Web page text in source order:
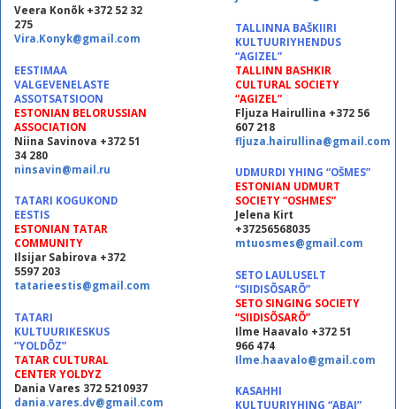
Veera Konõk +372 52 32
275
Vira.Konyk@gmail.com
EESTIMAA
VALGEVENELASTE
ASSOTSATSIOON
ESTONIAN BELORUSSIAN
ASSOCIATION
Niina Savinova +372 51
34 280
ninsavin@mail.ru
TATARI KOGUKOND
EESTIS
ESTONIAN TATAR
COMMUNITY
Ilsijar Sabirova +372
5597 203
tatarieestis@gmail.com
TATARI
KULTUURIKESKUS
“YOLDÕZ”
TATAR CULTURAL
CENTER YOLDYZ
Dania Vares 372 5210937
dania.vares.dv@gmail.com
TALLINNA BAŠKIIRI
KULTUURIYHENDUS
“AGIZEL”
TALLINN BASHKIR
CULTURAL SOCIETY
“AGIZEL”
Fljuza Hairullina +372 56
607 218
fljuza.hairullina@gmail.com
UDMURDI YHING “OŠMES”
ESTONIAN UDMURT
SOCIETY “OSHMES”
Jelena Kirt
+37256568035
mtuosmes@gmail.com
SETO LAULUSELT
“SIIDISÕSARÕ”
SETO SINGING SOCIETY
“SIIDISÕSARÕ”
Ilme Haavalo +372 51
966 474
Ilme.haavalo@gmail.com
KASAHHI
KULTUURIYHING “ABAI”